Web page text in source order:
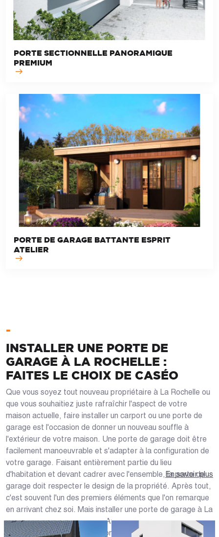
PORTE SECTIONNELLE PANORAMIQUE
PREMIUM
PORTE DE GARAGE BATTANTE ESPRIT
ATELIER
-
INSTALLER UNE PORTE DE
GARAGE À LA ROCHELLE :
FAITES LE CHOIX DE CASÉO
Que vous soyez tout nouveau propriétaire à La Rochelle ou
que vous souhaitiez juste rafraîchir l'aspect de votre
maison actuelle, faire installer un carport ou une porte de
garage est l'occasion de donner un nouveau souffle à
l'extérieur de votre maison. Une porte de garage doit être
facilement manoeuvrable et s'adapter à la configuration de
votre garage. Faisant entièrement partie du lieu
d'habitation et devant cadrer avec l'ensemble, la porte de
garage doit respecter le design de la propriété. Après tout,
c'est souvent l'un des premiers éléments que l'on remarque
en arrivant chez soi. Mais installer une porte de garage à La
Rochelle (17000), Lagord ou Aytré doit aussi garantir la
sécurité aux véhicules qui y sont garés. Choix du système
En savoir plus